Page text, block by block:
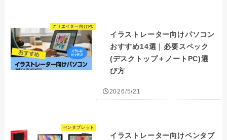
クリエイター向けPC
イラストレーター向けパソコン
おすすめ14選｜必要スペック
(デスクトップ＋ノートPC)選
び方
2026/5/21
ペンタブレット
イラストレーター向けペンタブ